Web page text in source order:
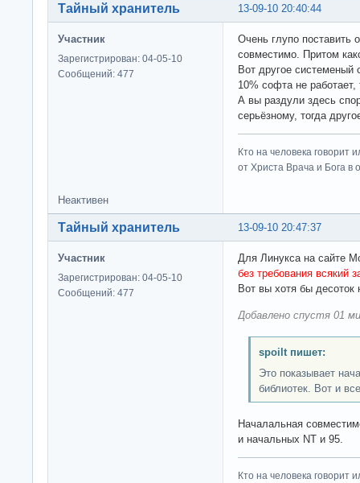
13-09-10 20:40:44
Тайный хранитель
Участник
Зарегистрирован: 04-05-10
Сообщений: 477
Очень глупо поставить
совместимо. Притом
Вот другое системеный
10% софта не работает,
А вы раздули здесь
серьёзному, тогда
Кто на человека говорит
от Христа Врача и Бога в
Неактивен
13-09-10 20:47:37
Тайный хранитель
Участник
Зарегистрирован: 04-05-10
Сообщений: 477
Для Линукса на сайте
без требования всякий
Вот вы хотя бы десоток
Добавлено спустя 01
spoilt пишет:
Это показывает
библиотек. Вот и
Началальная
и начальных NT и 95.
Кто на человека говорит